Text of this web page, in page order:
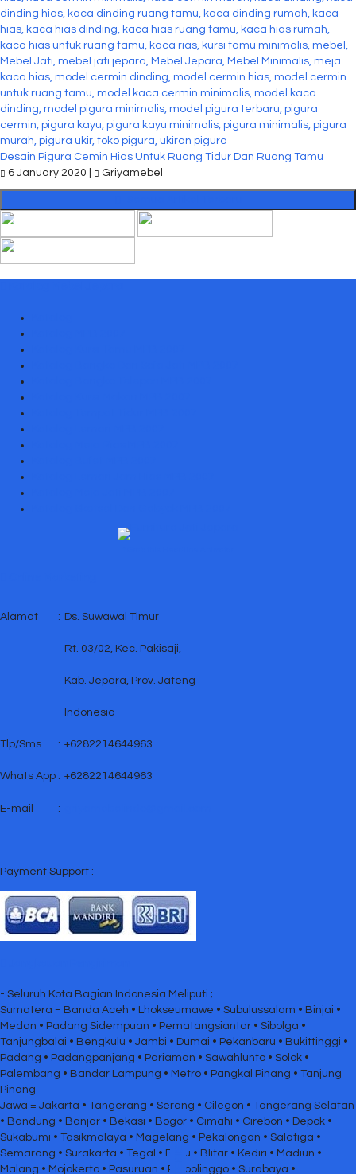
Desain Pigura Cemin Hias Untuk Ruang Tidur Dan Ruang Tamu
6 January 2020 |
Griyamebel
Alamat : Ds. Suwawal Timur
Rt. 03/02, Kec. Pakisaji,
Kab. Jepara, Prov. Jateng
Indonesia
Tlp/Sms : +6282214644963
Whats App : +6282214644963
E-mail :
Payment Support :
- Seluruh Kota Bagian Indonesia Meliputi ;
Sumatera = Banda Aceh • Lhokseumawe • Subulussalam • Binjai •
Medan • Padang Sidempuan • Pematangsiantar • Sibolga •
Tanjungbalai • Bengkulu • Jambi • Dumai • Pekanbaru • Bukittinggi •
Padang • Padangpanjang • Pariaman • Sawahlunto • Solok •
Palembang • Bandar Lampung • Metro • Pangkal Pinang • Tanjung
Pinang
Jawa = Jakarta • Tangerang • Serang • Cilegon • Tangerang Selatan
• Bandung • Banjar • Bekasi • Bogor • Cimahi • Cirebon • Depok •
Sukabumi • Tasikmalaya • Magelang • Pekalongan • Salatiga •
Semarang • Surakarta • Tegal • Batu • Blitar • Kediri • Madiun •
Malang • Mojokerto • Pasuruan • Probolinggo • Surabaya •